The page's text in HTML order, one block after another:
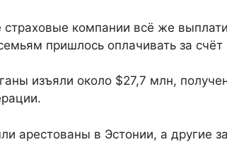
компании всё же
пришлось оплачивать за
изъяли около $27,7 млн,
арестованы в Эстонии, а другие